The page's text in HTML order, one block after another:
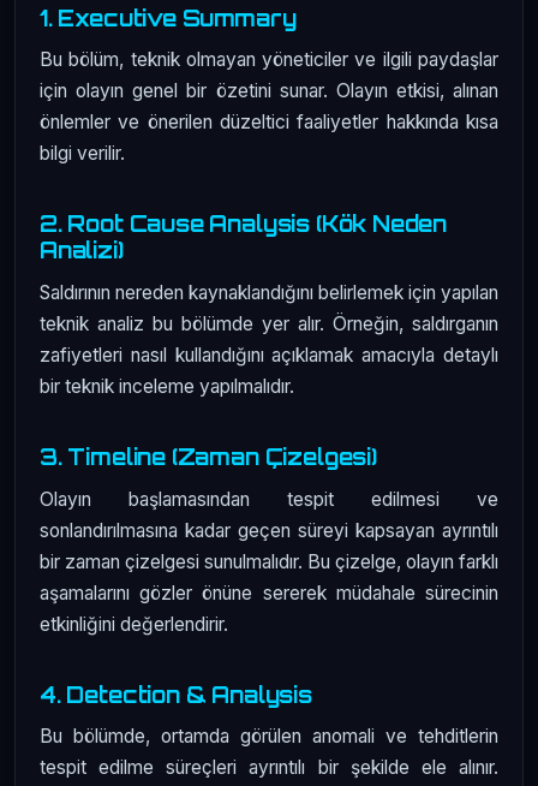
1. Executive Summary
Bu bölüm, teknik olmayan yöneticiler ve ilgili paydaşlar
için olayın genel bir özetini sunar. Olayın etkisi, alınan
önlemler ve önerilen düzeltici faaliyetler hakkında kısa
bilgi verilir.
2. Root Cause Analysis (Kök Neden
Analizi)
Saldırının nereden kaynaklandığını belirlemek için yapılan
teknik analiz bu bölümde yer alır. Örneğin, saldırganın
zafiyetleri nasıl kullandığını açıklamak amacıyla detaylı
bir teknik inceleme yapılmalıdır.
3. Timeline (Zaman Çizelgesi)
Olayın başlamasından tespit edilmesi ve
sonlandırılmasına kadar geçen süreyi kapsayan ayrıntılı
bir zaman çizelgesi sunulmalıdır. Bu çizelge, olayın farklı
aşamalarını gözler önüne sererek müdahale sürecinin
etkinliğini değerlendirir.
4. Detection & Analysis
Bu bölümde, ortamda görülen anomali ve tehditlerin
tespit edilme süreçleri ayrıntılı bir şekilde ele alınır.